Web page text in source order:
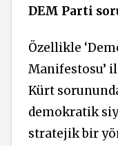
DEM Parti
Özellikle
Manifestosu’
Kürt
demokratik
stratejik bir